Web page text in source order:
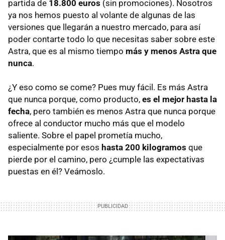
partida de 18.800 euros (sin promociones). Nosotros
ya nos hemos puesto al volante de algunas de las
versiones que llegarán a nuestro mercado, para así
poder contarte todo lo que necesitas saber sobre este
Astra, que es al mismo tiempo más y menos Astra que
nunca.
¿Y eso como se come? Pues muy fácil. Es más Astra
que nunca porque, como producto, es el mejor hasta la
fecha, pero también es menos Astra que nunca porque
ofrece al conductor mucho más que el modelo
saliente. Sobre el papel prometía mucho,
especialmente por esos hasta 200 kilogramos que
pierde por el camino, pero ¿cumple las expectativas
puestas en él? Veámoslo.